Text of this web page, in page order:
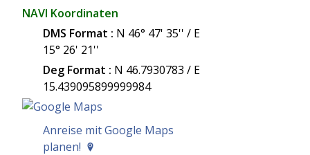
NAVI Koordinaten
DMS Format : N 46° 47' 35'' / E
15° 26' 21''
Deg Format : N 46.7930783 / E
15.439095899999984
Anreise mit Google Maps
planen!